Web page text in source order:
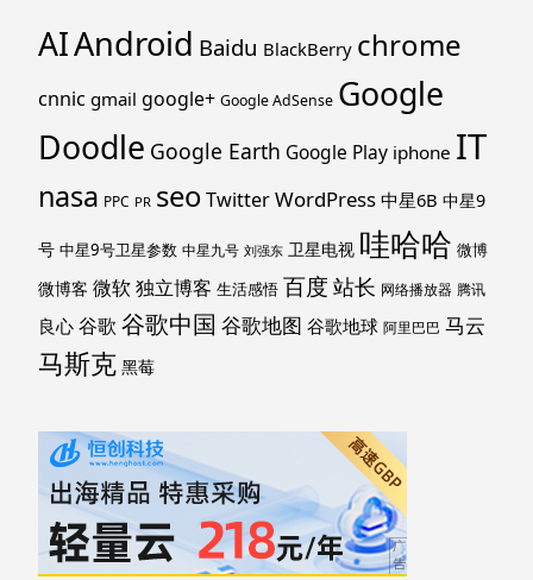
AIAndroid Baidu BlackBerry chrome
cnnic gmail google+ Google AdSense Google
Doodle Google Earth Google Play iphone IT
nasa PPC PR seoTwitterWordPress 中星6B 中星9
号 中星9号卫星参数 中星九号 刘强东 卫星电视 哇哈哈 微博
微博客 微软独立博客 生活感悟 百度 站长 网络播放器 腾讯
良心 谷歌 谷歌中国 谷歌地图 谷歌地球 阿里巴巴 马云
马斯克 黑莓